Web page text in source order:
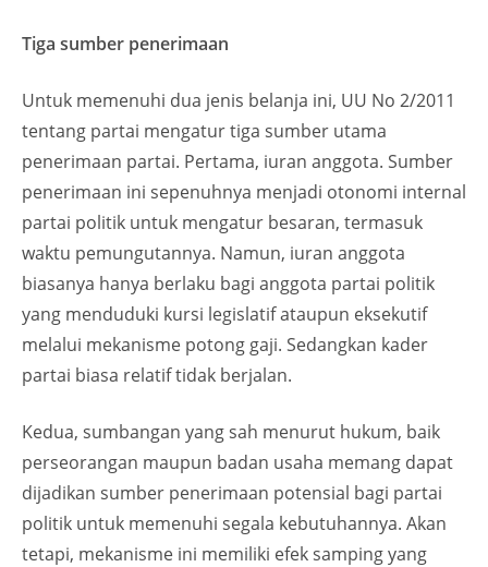
Tiga sumber penerimaan
Untuk memenuhi dua jenis belanja ini, UU No 2/2011
tentang partai mengatur tiga sumber utama
penerimaan partai. Pertama, iuran anggota. Sumber
penerimaan ini sepenuhnya menjadi otonomi internal
partai politik untuk mengatur besaran, termasuk
waktu pemungutannya. Namun, iuran anggota
biasanya hanya berlaku bagi anggota partai politik
yang menduduki kursi legislatif ataupun eksekutif
melalui mekanisme potong gaji. Sedangkan kader
partai biasa relatif tidak berjalan.
Kedua, sumbangan yang sah menurut hukum, baik
perseorangan maupun badan usaha memang dapat
dijadikan sumber penerimaan potensial bagi partai
politik untuk memenuhi segala kebutuhannya. Akan
tetapi, mekanisme ini memiliki efek samping yang